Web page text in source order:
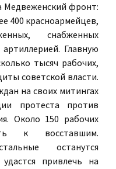
Медвеженский фронт:
400 красноармейцев,
снабженных
Главную
тысяч рабочих,
советской власти.
на своих митингах
протеста против
Около 150 рабочих
к восставшим.
останутся
привлечь на